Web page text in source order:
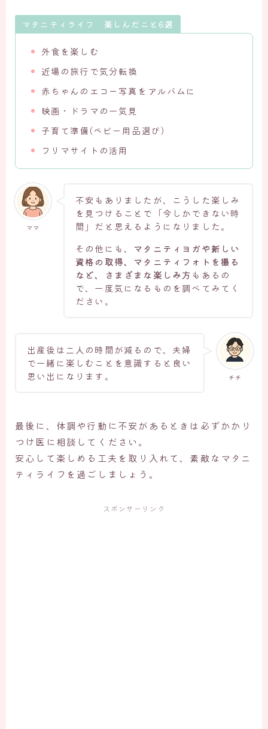
マタニティライフ 楽しんだこと6選
外食を楽しむ
近場の旅行で気分転換
赤ちゃんのエコー写真をアルバムに
映画・ドラマの一気見
子育て準備(ベビー用品選び)
フリマサイトの活用
ママ
不安もありましたが、こうした楽しみ
を見つけることで「今しかできない時
間」だと思えるようになりました。
その他にも、 マタニティヨガや新しい
資格の取得、マタニティフォトを撮る
など、さまざまな楽しみ方 もあるの
で、一度気になるものを調べてみてく
ださい。
チチ
出産後は二人の時間が減るので、夫婦
で一緒に楽しむことを意識すると良い
思い出になります。
最後に、体調や行動に不安があるときは必ずかかり
つけ医に相談してください。
安心して楽しめる工夫を取り入れて、素敵なマタニ
ティライフを過ごしましょう。
スポンサーリンク